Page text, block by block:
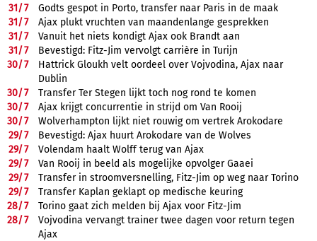
31/7
Godts gespot in Porto, transfer naar Paris in de maak
31/7
Ajax plukt vruchten van maandenlange gesprekken
31/7
Vanuit het niets kondigt Ajax ook Brandt aan
31/7
Bevestigd: Fitz-Jim vervolgt carrière in Turijn
30/7
Hattrick Gloukh velt oordeel over Vojvodina, Ajax naar
Dublin
30/7
Transfer Ter Stegen lijkt toch nog rond te komen
30/7
Ajax krijgt concurrentie in strijd om Van Rooij
30/7
Wolverhampton lijkt niet rouwig om vertrek Arokodare
29/7
Bevestigd: Ajax huurt Arokodare van de Wolves
29/7
Volendam haalt Wolff terug van Ajax
29/7
Van Rooij in beeld als mogelijke opvolger Gaaei
29/7
Transfer in stroomversnelling, Fitz-Jim op weg naar Torino
29/7
Transfer Kaplan geklapt op medische keuring
28/7
Torino gaat zich melden bij Ajax voor Fitz-Jim
28/7
Vojvodina vervangt trainer twee dagen voor return tegen
Ajax